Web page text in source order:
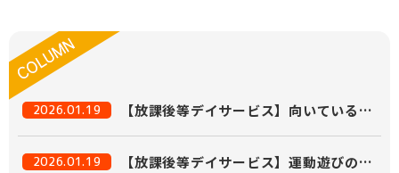
2026.01.19 【放課後等デイサービス】向いている人の特徴と成功のコツ7選
2026.01.19 【放課後等デイサービス】運動遊びの効果とコツを徹底解説！